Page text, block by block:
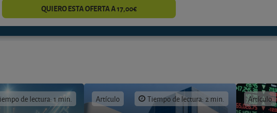
QUIERO ESTA OFERTA A 17,00€
de lectura: 1 min. Artículo Tiempo de lectura: 2 min. Artículo